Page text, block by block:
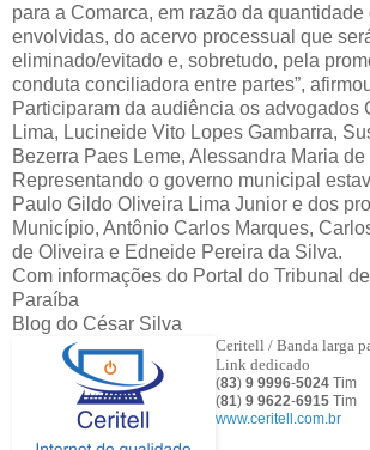
para a Comarca, em razão da
envolvidas, do acervo processual que
eliminado/evitado e, sobretudo, pela
conduta conciliadora entre partes”,
Participaram da audiência os advogados
Lima, Lucineide Vito Lopes Gambarra,
Bezerra Paes Leme, Alessandra Maria de
Representando o governo municipal
Paulo Gildo Oliveira Lima Junior e dos
Município, Antônio Carlos Marques,
de Oliveira e Edneide Pereira da Silva.
Com informações do Portal do Tribunal
Paraíba
Blog do César Silva
Ceritell / Banda larga
Link dedicado
(83) 9 9996-5024 Tim
(81) 9 9622-6915 Tim
www.ceritell.com.br